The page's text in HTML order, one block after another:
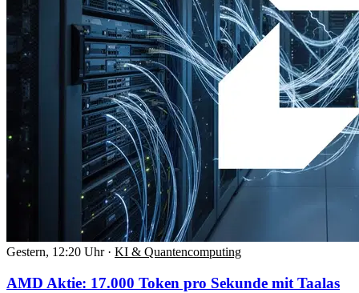
Gestern, 12:20 Uhr · KI & Quantencomputing
AMD Aktie: 17.000 Token pro Sekunde mit Taalas